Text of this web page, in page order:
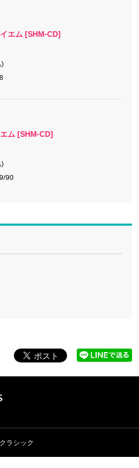
エム [SHM-CD]
)
ム [SHM-CD]
)
90
クラシック